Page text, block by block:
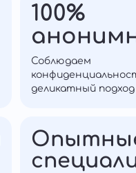
100%
Соблюдаем
деликатный подход